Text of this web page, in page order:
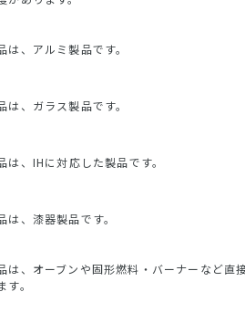
は、アルミ製品です。
は、ガラス製品です。
は、IHに対応した製品です。
は、漆器製品です。
は、オーブンや固形燃料・バーナーなど直
。